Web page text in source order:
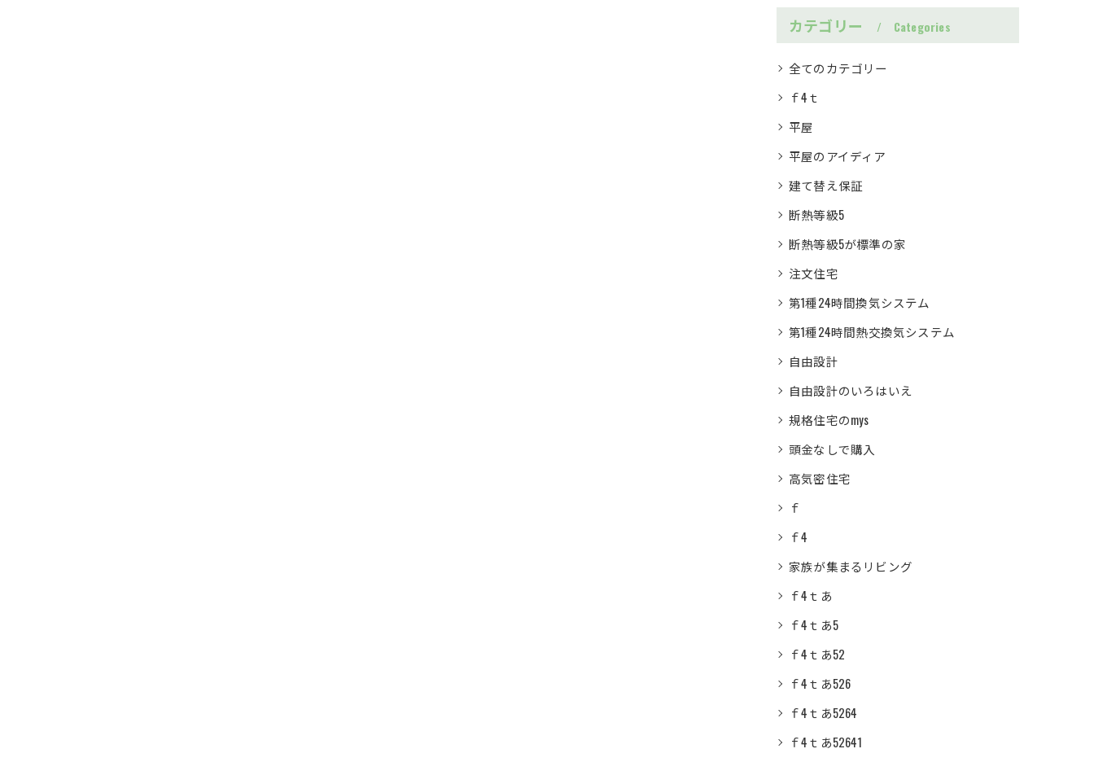
カテゴリー Categories
全てのカテゴリー
ｆ4ｔ
平屋
平屋のアイディア
建て替え保証
断熱等級5
断熱等級5が標準の家
注文住宅
第1種24時間換気システム
第1種24時間熱交換気システム
自由設計
自由設計のいろはいえ
規格住宅のmys
頭金なしで購入
高気密住宅
ｆ
ｆ4
家族が集まるリビング
ｆ4ｔあ
ｆ4ｔあ5
ｆ4ｔあ52
ｆ4ｔあ526
ｆ4ｔあ5264
ｆ4ｔあ52641